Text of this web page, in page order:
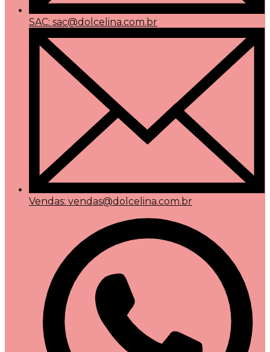
SAC: sac@dolcelina.com.br
Vendas: vendas@dolcelina.com.br